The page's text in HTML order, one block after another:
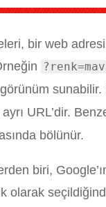
bir web
sunabilir.
ayrı URL’dir.
bölünür.
biri,
olarak